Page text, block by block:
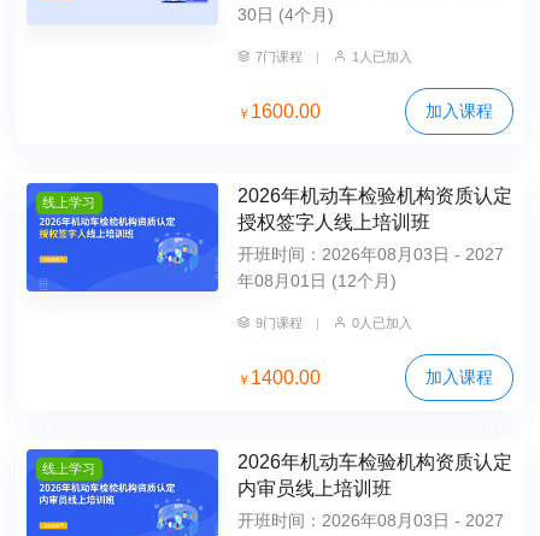
30日 (4个月)
7门课程 1人已加入
￥ 1600.00 加入课程
线上学习
2026年机动车检验机构资质认定
授权签字人线上培训班
开班时间：2026年08月03日 - 2027
年08月01日 (12个月)
9门课程 0人已加入
￥ 1400.00 加入课程
线上学习
2026年机动车检验机构资质认定
内审员线上培训班
开班时间：2026年08月03日 - 2027